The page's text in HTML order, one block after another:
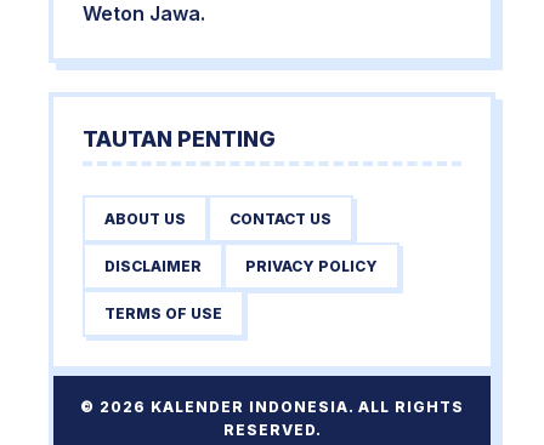
Weton Jawa.
TAUTAN PENTING
ABOUT US CONTACT US
DISCLAIMER PRIVACY POLICY
TERMS OF USE
© 2026 KALENDER INDONESIA. ALL RIGHTS
RESERVED.